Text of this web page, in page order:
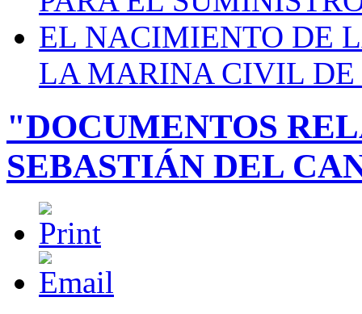
EL NACIMIENTO DE
LA MARINA CIVIL DE
"DOCUMENTOS
SEBASTIÁN DEL